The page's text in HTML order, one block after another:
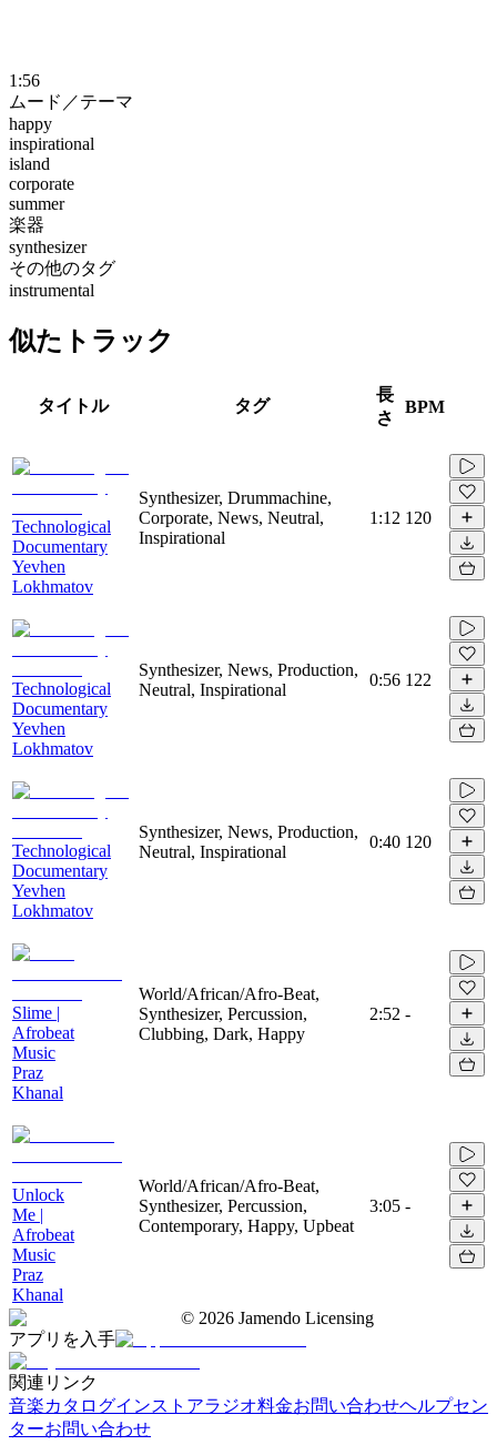
1:56
ムード／テーマ
happy
inspirational
island
corporate
summer
楽器
synthesizer
その他のタグ
instrumental
似たトラック
タイトル タグ
長
さ
BPM
Technological
Documentary
Yevhen
Lokhmatov
Synthesizer, Drummachine,
Corporate, News, Neutral,
Inspirational
1:12 120
Technological
Documentary
Yevhen
Lokhmatov
Synthesizer, News, Production,
Neutral, Inspirational
0:56 122
Technological
Documentary
Yevhen
Lokhmatov
Synthesizer, News, Production,
Neutral, Inspirational
0:40 120
Slime |
Afrobeat
Music
Praz
Khanal
World/African/Afro-Beat,
Synthesizer, Percussion,
Clubbing, Dark, Happy
2:52 -
Unlock
Me |
Afrobeat
Music
Praz
Khanal
World/African/Afro-Beat,
Synthesizer, Percussion,
Contemporary, Happy, Upbeat
3:05 -
© 2026 Jamendo Licensing
アプリを入手
関連リンク
音楽カタログインストアラジオ料金お問い合わせヘルプセン
ターお問い合わせ